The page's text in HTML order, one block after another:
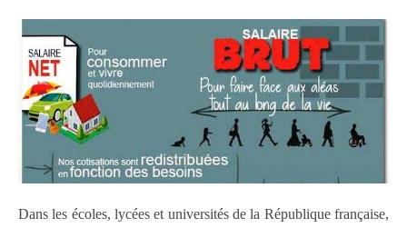
Dans les écoles, lycées et universités de la République française,